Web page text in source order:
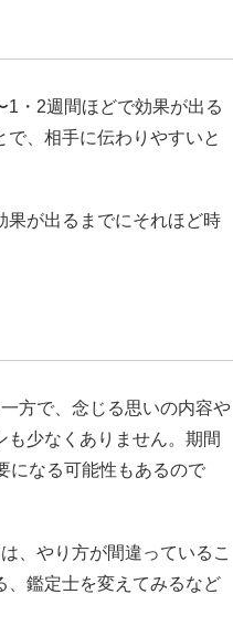
・2週間ほどで効果が出る
、相手に伝わりやすいと
果が出るまでにそれほど時
方で、念じる思いの内容や
少なくありません。期間
になる可能性もあるので
、やり方が間違っているこ
、鑑定士を変えてみるなど